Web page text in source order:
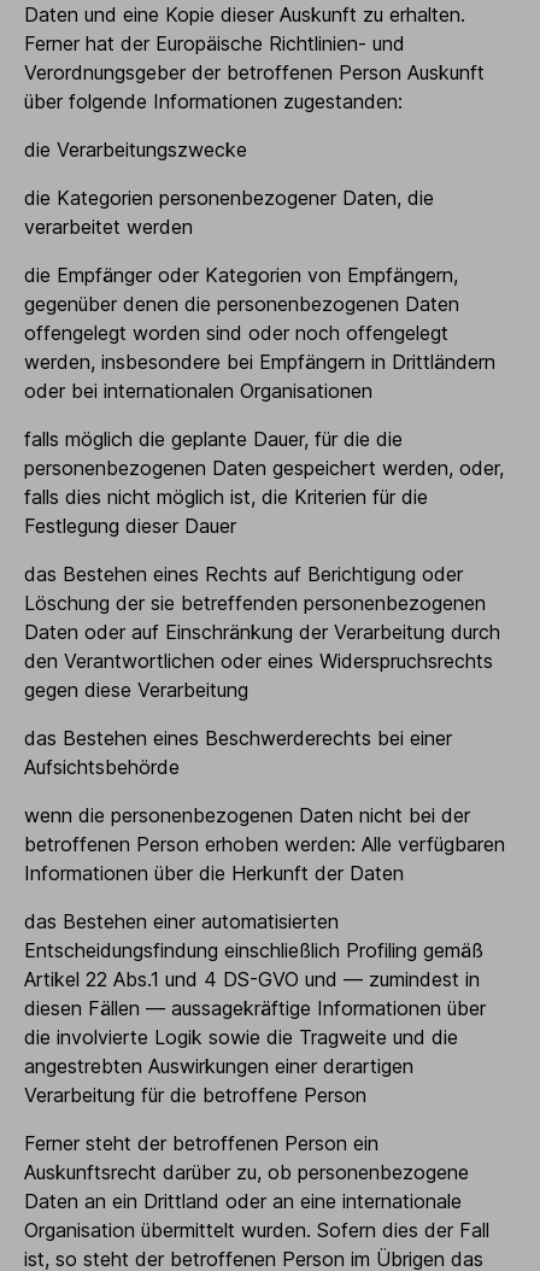
Daten und eine Kopie dieser Auskunft zu erhalten.
Ferner hat der Europäische Richtlinien- und
Verordnungsgeber der betroffenen Person Auskunft
über folgende Informationen zugestanden:
die Verarbeitungszwecke
die Kategorien personenbezogener Daten, die
verarbeitet werden
die Empfänger oder Kategorien von Empfängern,
gegenüber denen die personenbezogenen Daten
offengelegt worden sind oder noch offengelegt
werden, insbesondere bei Empfängern in Drittländern
oder bei internationalen Organisationen
falls möglich die geplante Dauer, für die die
personenbezogenen Daten gespeichert werden, oder,
falls dies nicht möglich ist, die Kriterien für die
Festlegung dieser Dauer
das Bestehen eines Rechts auf Berichtigung oder
Löschung der sie betreffenden personenbezogenen
Daten oder auf Einschränkung der Verarbeitung durch
den Verantwortlichen oder eines Widerspruchsrechts
gegen diese Verarbeitung
das Bestehen eines Beschwerderechts bei einer
Aufsichtsbehörde
wenn die personenbezogenen Daten nicht bei der
betroffenen Person erhoben werden: Alle verfügbaren
Informationen über die Herkunft der Daten
das Bestehen einer automatisierten
Entscheidungsfindung einschließlich Profiling gemäß
Artikel 22 Abs.1 und 4 DS-GVO und — zumindest in
diesen Fällen — aussagekräftige Informationen über
die involvierte Logik sowie die Tragweite und die
angestrebten Auswirkungen einer derartigen
Verarbeitung für die betroffene Person
Ferner steht der betroffenen Person ein
Auskunftsrecht darüber zu, ob personenbezogene
Daten an ein Drittland oder an eine internationale
Organisation übermittelt wurden. Sofern dies der Fall
ist, so steht der betroffenen Person im Übrigen das